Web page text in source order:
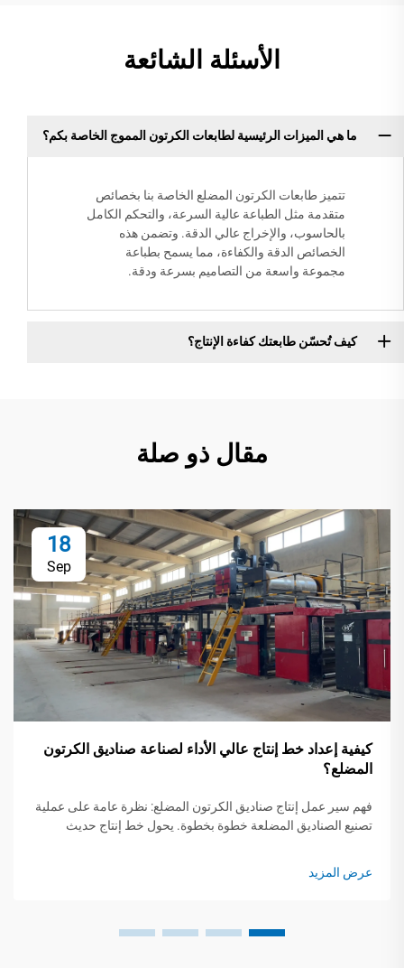
الأسئلة الشائعة
ما هي الميزات الرئيسية لطابعات الكرتون المموج الخاصة بكم؟
تتميز طابعات الكرتون المضلع الخاصة بنا بخصائص
متقدمة مثل الطباعة عالية السرعة، والتحكم الكامل
بالحاسوب، والإخراج عالي الدقة. وتضمن هذه
الخصائص الدقة والكفاءة، مما يسمح بطباعة
مجموعة واسعة من التصاميم بسرعة ودقة.
كيف تُحسّن طابعتك كفاءة الإنتاج؟
مقال ذو صلة
18
Sep
كيفية إعداد خط إنتاج عالي الأداء لصناعة صناديق الكرتون
المضلع؟
فهم سير عمل إنتاج صناديق الكرتون المضلع: نظرة عامة على عملية
تصنيع الصناديق المضلعة خطوة بخطوة. يحول خط إنتاج حديث
عرض المزيد